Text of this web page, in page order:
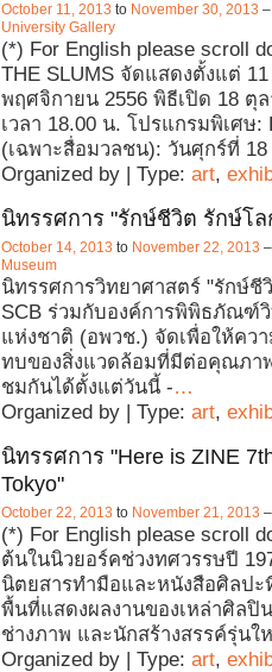
October 11, 2013 to November 30, 2013
University Gallery
(*) For English please scroll
THE SLUMS จัดแสดงตั้งแต่
พฤศจิกายน 2556 พิธีเปิด 18 ตุ
เวลา 18.00 น. โปรแกรมพิเศษ:
(เฉพาะสื่อมวลชน): วันศุกร์ที่
Organized by | Type: art,
นิทรรศการ "รักษ์ชีวิต รักษ์โล
October 14, 2013 to November 22, 2013
Museum
นิทรรศการวิทยาศาสตร์ "รักษ์ชี
SCB ร่วมกับองค์การพิพิธภัณฑ์
แห่งชาติ (อพวช.) จัดเพื่อให้ควา
ทบของสิ่งแวดล้อมที่มีต่อคุณภา
ชมกันได้ตั้งแต่วันนี้ -…
Organized by | Type: art,
นิทรรศการ "Here is ZINE
Tokyo"
October 22, 2013 to November 21, 2013
(*) For English please scroll
ต้นในนิวยอร์คช่วงทศวรรษปี
นิตยสารทำมือและหนังสือศิลปะ
พื้นที่แสดงผลงานของเหล่าศิลปิ
ช่างภาพ และนักสร้างสรรค์รุ่นใ
Organized by | Type: art,